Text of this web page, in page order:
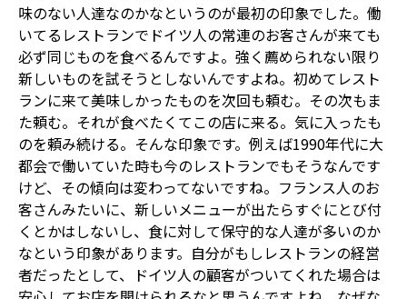
味のない人達なのかなというのが最初の印象でした。働
いてるレストランでドイツ人の常連のお客さんが来ても
必ず同じものを食べるんですよ。強く薦められない限り
新しいものを試そうとしないんですよね。初めてレスト
ランに来て美味しかったものを次回も頼む。その次もま
た頼む。それが食べたくてこの店に来る。気に入ったも
のを頼み続ける。そんな印象です。例えば1990年代に大
都会で働いていた時も今のレストランでもそうなんです
けど、その傾向は変わってないですね。フランス人のお
客さんみたいに、新しいメニューが出たらすぐにとび付
くとかはしないし、食に対して保守的な人達が多いのか
なという印象があります。自分がもしレストランの経営
者だったとして、ドイツ人の顧客がついてくれた場合は